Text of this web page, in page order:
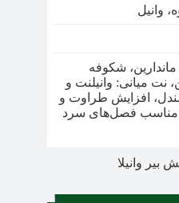
وانیل
شکوفه
میانی: وانیلنت و
افزایش طراوت و
مناسب فصل‌های سرد
وانیلا